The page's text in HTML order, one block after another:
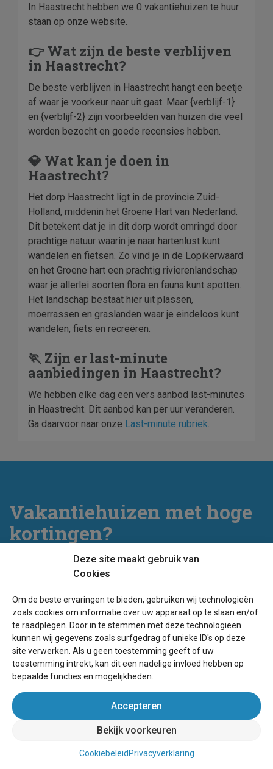
In Haastrecht hebben we 0 vakantiehuizen te huur
staan op onze website.
👉 Wat zijn de beste verblijven
in Haastrecht?
De beste verblijven in Haastrecht hangt een beetje
af waar je voorkeur naar uit gaat. Maar {verblijf-1}
en {verblijf-2} zijn voorbeelden van huizen die veel
worden bezocht en goede recensies hebben.
💎 Wat kan je doen in
Haastrecht?
Het dorp Haastrecht ligt in de provincie Zuid-
Holland, middenin het Groene Hart van Nederland.
Dit betekent dat je in dit dorp wordt omringd door
prachtige natuur waarin je naar hartenlust kunt
wandelen en fietsen. Zo vind je in de Lopikerwaard
en het Groene hart een prachtig rivierenlandschap
waar je allerlei soorten flora en fauna kunt spotten.
Het landschap bestaat hier uit plassen,
moerrassen en graslanden waar je eindeloos kunt
wandelen, fiets en recreëren.
🏃 Zijn er last-minute
aanbiedingen in Haastrecht?
We hebben elke dag een vers aanbod last-minutes
in Haastrecht. Dit aanbod kan per uur veranderen.
Ga daarvoor naar onze Last-minute rubriek.
Vakantiehuizen met hoge
kortingen?
Meld je dan nu aan voor onze nieuwsbrief!
Deze site maakt gebruik van
Cookies
Om de beste ervaringen te bieden, gebruiken wij technologieën
zoals cookies om informatie over uw apparaat op te slaan en/of
te raadplegen. Door in te stemmen met deze technologieën
kunnen wij gegevens zoals surfgedrag of unieke ID's op deze
site verwerken. Als u geen toestemming geeft of uw
toestemming intrekt, kan dit een nadelige invloed hebben op
bepaalde functies en mogelijkheden.
Accepteren
Bekijk voorkeuren
Cookiebeleid Privacyverklaring